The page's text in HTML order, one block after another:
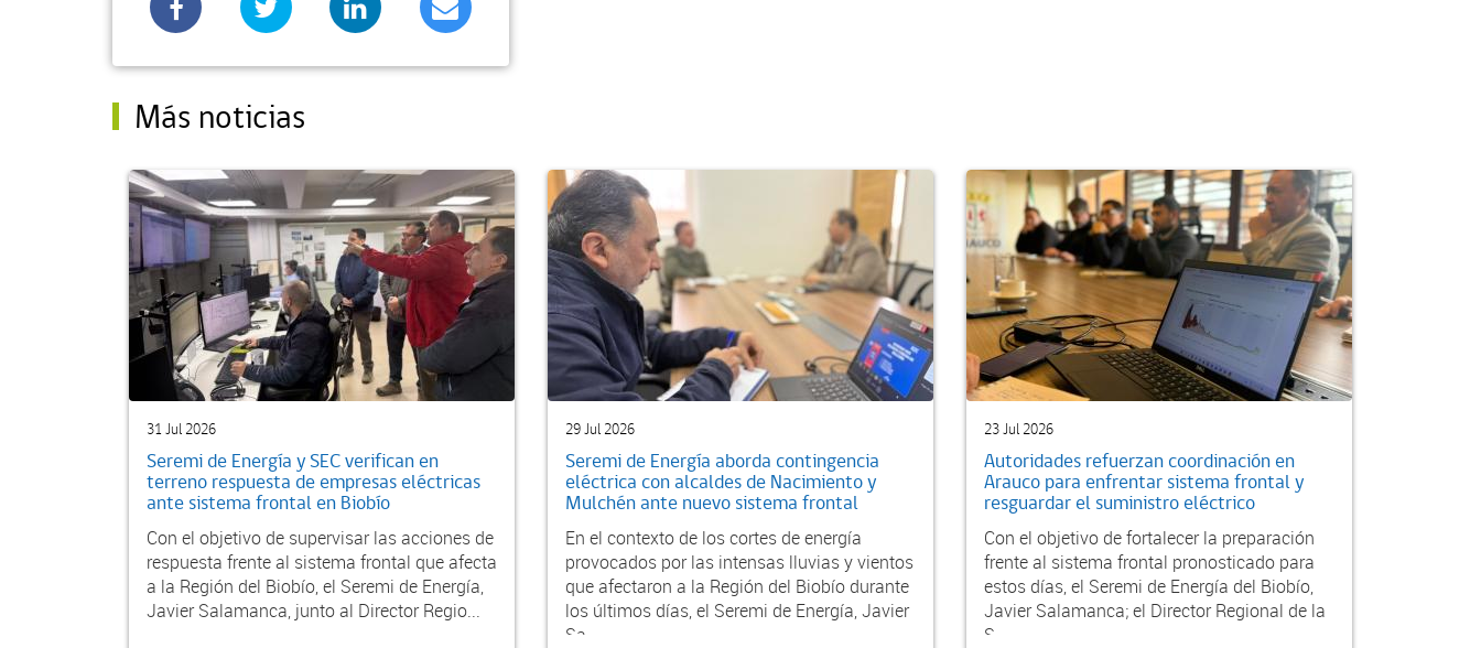
Más noticias
31 Jul 2026
Seremi de Energía y SEC verifican en
terreno respuesta de empresas eléctricas
ante sistema frontal en Biobío
Con el objetivo de supervisar las acciones de
respuesta frente al sistema frontal que afecta
a la Región del Biobío, el Seremi de Energía,
Javier Salamanca, junto al Director Regio...
29 Jul 2026
Seremi de Energía aborda contingencia
eléctrica con alcaldes de Nacimiento y
Mulchén ante nuevo sistema frontal
En el contexto de los cortes de energía
provocados por las intensas lluvias y vientos
que afectaron a la Región del Biobío durante
los últimos días, el Seremi de Energía, Javier
Sa...
23 Jul 2026
Autoridades refuerzan coordinación en
Arauco para enfrentar sistema frontal y
resguardar el suministro eléctrico
Con el objetivo de fortalecer la preparación
frente al sistema frontal pronosticado para
estos días, el Seremi de Energía del Biobío,
Javier Salamanca; el Director Regional de la
S...